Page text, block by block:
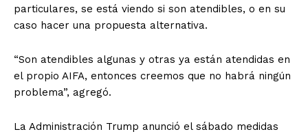
particulares, se está viendo si son atendibles, o en su
caso hacer una propuesta alternativa.
“Son atendibles algunas y otras ya están atendidas en
el propio AIFA, entonces creemos que no habrá ningún
problema”, agregó.
La Administración Trump anunció el sábado medidas